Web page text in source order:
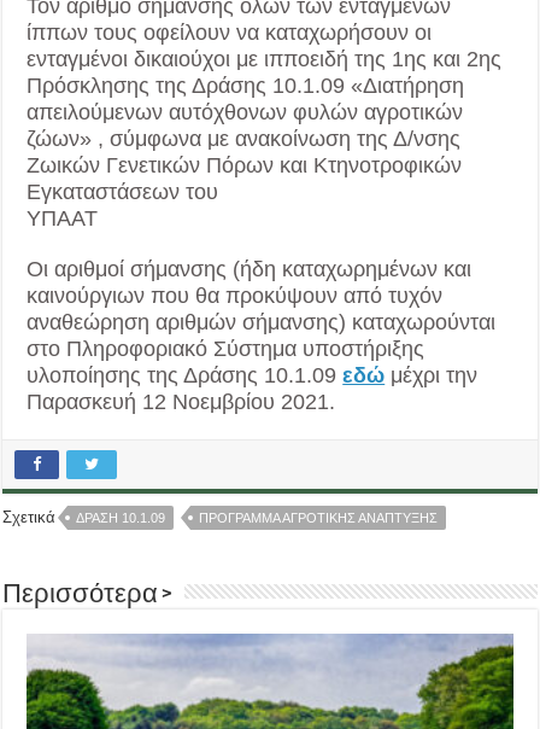
Τον αριθμό σήμανσης όλων των ενταγμένων
ίππων τους οφείλουν να καταχωρήσουν οι
ενταγμένοι δικαιούχοι με ιπποειδή της 1ης και 2ης
Πρόσκλησης της Δράσης 10.1.09 «Διατήρηση
απειλούμενων αυτόχθονων φυλών αγροτικών
ζώων» , σύμφωνα με ανακοίνωση της Δ/νσης
Ζωικών Γενετικών Πόρων και Κτηνοτροφικών
Εγκαταστάσεων του
ΥΠΑΑΤ
Οι αριθμοί σήμανσης (ήδη καταχωρημένων και
καινούργιων που θα προκύψουν από τυχόν
αναθεώρηση αριθμών σήμανσης) καταχωρούνται
στο Πληροφοριακό Σύστημα υποστήριξης
υλοποίησης της Δράσης 10.1.09εδώ μέχρι την
Παρασκευή 12 Νοεμβρίου 2021.
Σχετικά ΔΡΑΣΗ 10.1.09 ΠΡΟΓΡΑΜΜΑ ΑΓΡΟΤΙΚΗΣ ΑΝΑΠΤΥΞΗΣ
Περισσότερα >